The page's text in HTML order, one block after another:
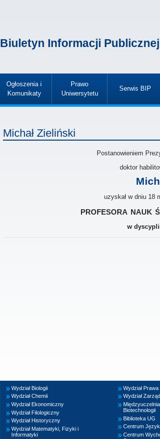
Biuletyn Informacji Publicznej
Ogłoszenia i
Komunikaty
»
Prawo
Uniwersytetu
»
Serwis BIP
»
Michał Zieliński
Postanowieniem
doktor
uzyskał w dniu 18
profesora nauk
w
Wydział Biologii
Wydział Chemii
Wydział Ekonomiczny
Wydział Filologiczny
Wydział Historyczny
Wydział Matematyki, Fizyki i
Informatyki
Wydział
Wydział
Biotechnologii
Biblioteka UG
Centrum
Centrum